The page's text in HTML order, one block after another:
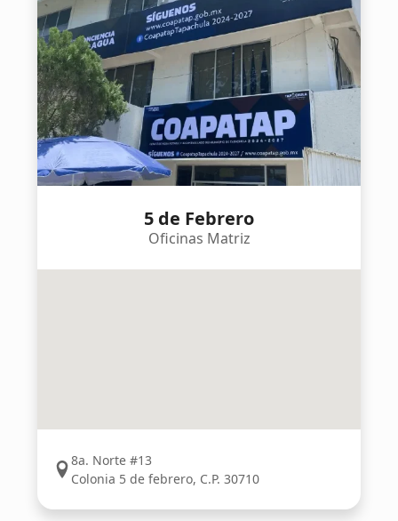
5 de Febrero
Oficinas Matriz
8a. Norte #13
Colonia 5 de febrero, C.P. 30710